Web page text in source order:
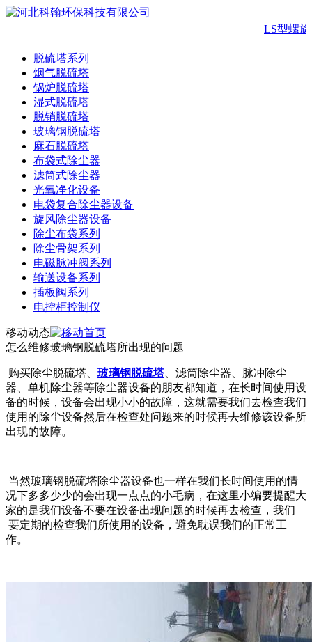
LS型螺旋
脱硫塔系列
烟气脱硫塔
锅炉脱硫塔
湿式脱硫塔
脱销脱硫塔
玻璃钢脱硫塔
麻石脱硫塔
布袋式除尘器
滤筒式除尘器
光氧净化设备
电袋复合除尘器设备
旋风除尘器设备
除尘布袋系列
除尘骨架系列
电磁脉冲阀系列
输送设备系列
插板阀系列
电控柜控制仪
移动动态
怎么维修玻璃钢脱硫塔所出现的问题
购买除尘脱硫塔、 玻璃钢脱硫塔、滤筒除尘器、脉冲除尘
器、单机除尘器等除尘器设备的朋友都知道，在长时间使用设
备的时候，设备会出现小小的故障，这就需要我们去检查我们
使用的除尘设备然后在检查处问题来的时候再去维修该设备所
出现的故障。
当然玻璃钢脱硫塔除尘器设备也一样在我们长时间使用的情
况下多多少少的会出现一点点的小毛病，在这里小编要提醒大
家的是我们设备不要在设备出现问题的时候再去检查，我们
要定期的检查我们所使用的设备，避免耽误我们的正常工
作。